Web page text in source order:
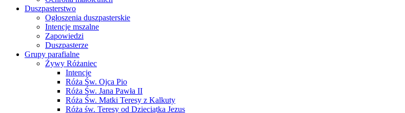
Duszpasterstwo
Ogłoszenia duszpasterskie
Intencje mszalne
Zapowiedzi
Duszpasterze
Grupy parafialne
Żywy Różaniec
Intencje
Róża Św. Ojca Pio
Róża Św. Jana Pawła II
Róża Św. Matki Teresy z Kalkuty
Róża św. Teresy od Dzieciątka Jezus